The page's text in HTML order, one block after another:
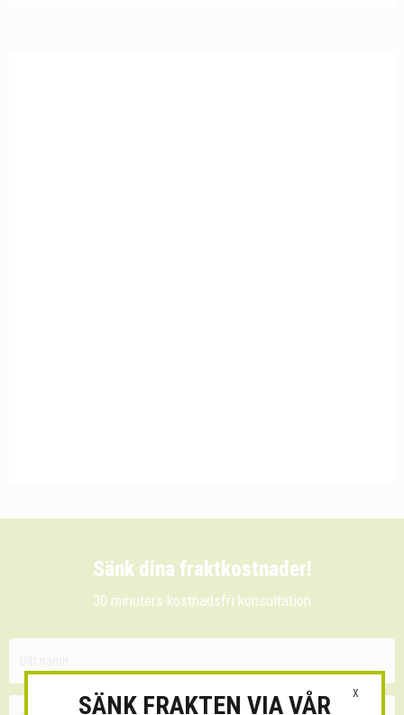
Sänk dina fraktkostnader!
30 minuters kostnadsfri konsultation
X
SÄNK FRAKTEN VIA VÅR